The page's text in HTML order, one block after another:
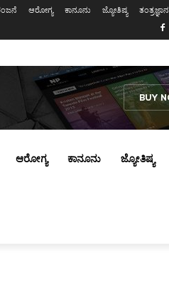
ಆರೋಗ್ಯ ಕಾನೂನು ಜ್ಯೋತಿಷ್ಯ ತಂತ್ರಜ್ಞಾನ
ಆರೋಗ್ಯ ಕಾನೂನು ಜ್ಯೋತಿಷ್ಯ